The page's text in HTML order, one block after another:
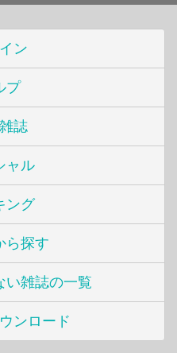
ン
プ
誌
ャル
ング
ら探す
い雑誌の一覧
ンロード